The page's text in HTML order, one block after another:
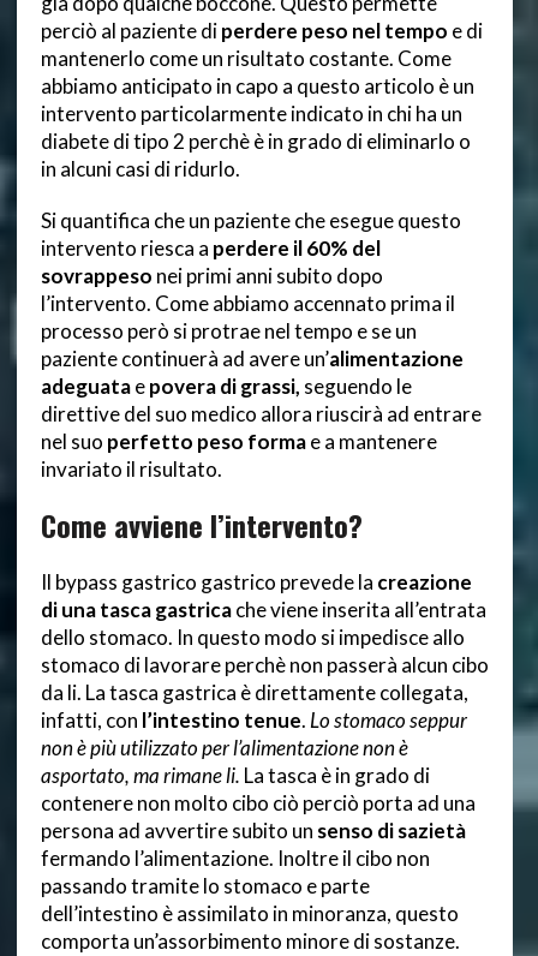
perciò al paziente diperdere peso nel tempo e di
mantenerlo come un risultato costante. Come
abbiamo anticipato in capo a questo articolo è un
intervento particolarmente indicato in chi ha un
diabete di tipo 2 perchè è in grado di eliminarlo o
in alcuni casi di ridurlo.
Si quantifica che un paziente che esegue questo
intervento riesca a perdere il 60% del
sovrappeso nei primi anni subito dopo
l’intervento. Come abbiamo accennato prima il
processo però si protrae nel tempo e se un
paziente continuerà ad avere un’alimentazione
adeguataepovera di grassi, seguendo le
direttive del suo medico allora riuscirà ad entrare
nel suo perfetto peso formae a mantenere
invariato il risultato.
Come avviene l’intervento?
Il bypass gastrico gastrico prevede la creazione
di una tasca gastricache viene inserita all’entrata
dello stomaco. In questo modo si impedisce allo
stomaco di lavorare perchè non passerà alcun cibo
da li. La tasca gastrica è direttamente collegata,
infatti, con l’intestino tenue.Lo stomaco seppur
non è più utilizzato per l’alimentazione non è
asportato, ma rimane li. La tasca è in grado di
contenere non molto cibo ciò perciò porta ad una
persona ad avvertire subito un senso di sazietà
fermando l’alimentazione. Inoltre il cibo non
passando tramite lo stomaco e parte
dell’intestino è assimilato in minoranza, questo
comporta un’assorbimento minore di sostanze.